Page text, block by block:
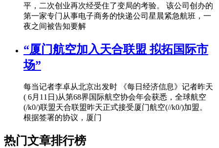
平，二次创业再次经受住了变局的考验。 该公司创办的
第一家专门从事电子商务的快递公司星晨紧急航班，一
夜之间被告知要解
“厦门航空加入天合联盟 拟拓国际市
场”
每当记者李卓从北京出发时 《每日经济信息》记者昨天
( 6月11日)从第68界国际航空协会年会获悉，全球航空
(/k0/)联盟天合联盟昨天正式接受厦门航空(//k0/)加盟。
根据签署的协议，厦门
热门文章排行榜